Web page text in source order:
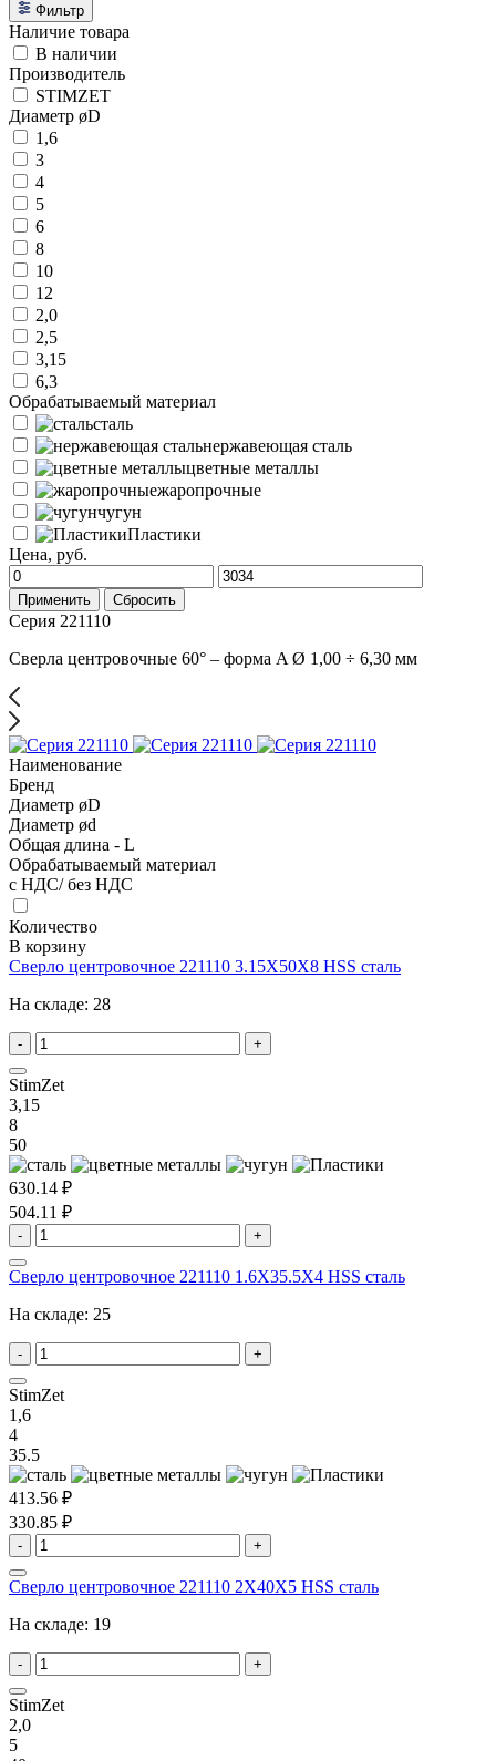
Фильтр
Наличие товара
В наличии
Производитель
STIMZET
Диаметр øD
1,6
3
4
5
6
8
10
12
2,0
2,5
3,15
6,3
Обрабатываемый материал
сталь
нержавеющая сталь
цветные металлы
жаропрочные
чугун
Пластики
Цена, руб.
Применить Сбросить
Серия 221110
Сверла центровочные 60° – форма A Ø 1,00 ÷ 6,30 мм
Наименование
Бренд
Диаметр øD
Диаметр ød
Общая длина - L
Обрабатываемый материал
с НДС/ без НДС
Количество
В корзину
Сверло центровочное 221110 3.15X50X8 HSS сталь
На складе: 28
- +
StimZet
3,15
8
50
630.14 ₽
504.11 ₽
- +
Сверло центровочное 221110 1.6X35.5X4 HSS сталь
На складе: 25
- +
StimZet
1,6
4
35.5
413.56 ₽
330.85 ₽
- +
Сверло центровочное 221110 2X40X5 HSS сталь
На складе: 19
- +
StimZet
2,0
5